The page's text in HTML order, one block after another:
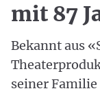
mit 87
Bekannt aus
seiner